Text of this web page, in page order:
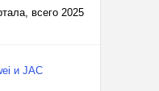
всего 2025
и JAC